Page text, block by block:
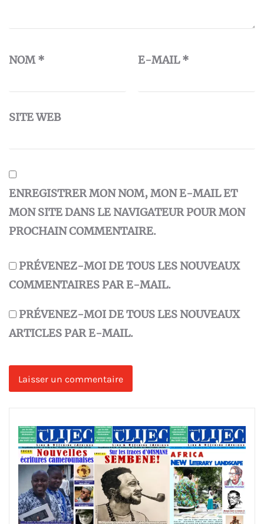
NOM* E-MAIL*
SITE WEB
ENREGISTRER MON NOM, MON E-MAIL ET
MON SITE DANS LE NAVIGATEUR POUR MON
PROCHAIN COMMENTAIRE.
PRÉVENEZ-MOI DE TOUS LES NOUVEAUX
COMMENTAIRES PAR E-MAIL.
PRÉVENEZ-MOI DE TOUS LES NOUVEAUX
ARTICLES PAR E-MAIL.